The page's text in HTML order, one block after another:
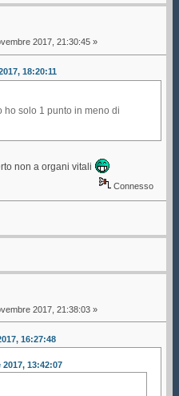
2017, 21:30:45 »
18:20:11
ho solo 1 punto in meno di
non a organi vitali
Connesso
2017, 21:38:03 »
16:27:48
13:42:07